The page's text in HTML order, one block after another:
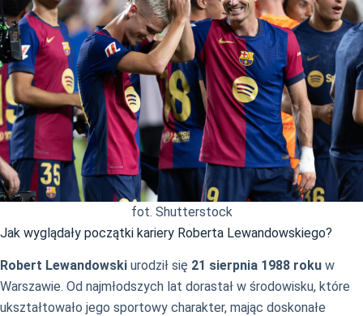
fot. Shutterstock
Jak wyglądały początki kariery Roberta Lewandowskiego?
Robert Lewandowski urodził się 21 sierpnia 1988 roku w
Warszawie. Od najmłodszych lat dorastał w środowisku, które
ukształtowało jego sportowy charakter, mając doskonałe